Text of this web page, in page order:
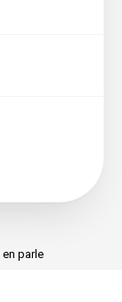
parle